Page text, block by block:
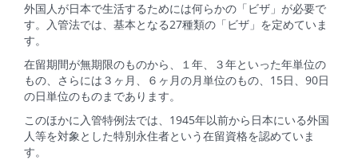
外国人が日本で生活するためには何らかの「ビザ」が必要で
す。入管法では、基本となる27種類の「ビザ」を定めていま
す。
在留期間が無期限のものから、１年、３年といった年単位の
もの、さらには３ヶ月、６ヶ月の月単位のもの、15日、90日
の日単位のものまであります。
このほかに入管特例法では、1945年以前から日本にいる外国
人等を対象とした特別永住者という在留資格を認めていま
す。